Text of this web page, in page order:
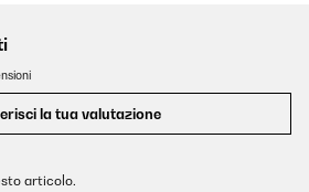
la tua valutazione
articolo.